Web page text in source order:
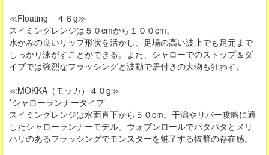
≪Floating ４６g≫
スイミングレンジは５０cmから１００cm。
水かみの良いリップ形状を活かし、足場の高い波止でも足元まで
しっかり泳がすことができる。また、シャローでのストップ＆ダ
イブでは強烈なフラッシングと波動で居付きの大物も狂わす。
≪MOKKA（モッカ）４０g≫
*シャローランナータイプ
スイミングレンジは水面直下から５０cm。干潟やリバー攻略に適
したシャローランナーモデル。ウォブンロールでパタパタとメリ
ハリのあるフラッシングでモンスターを魅了する抜群の存在感。